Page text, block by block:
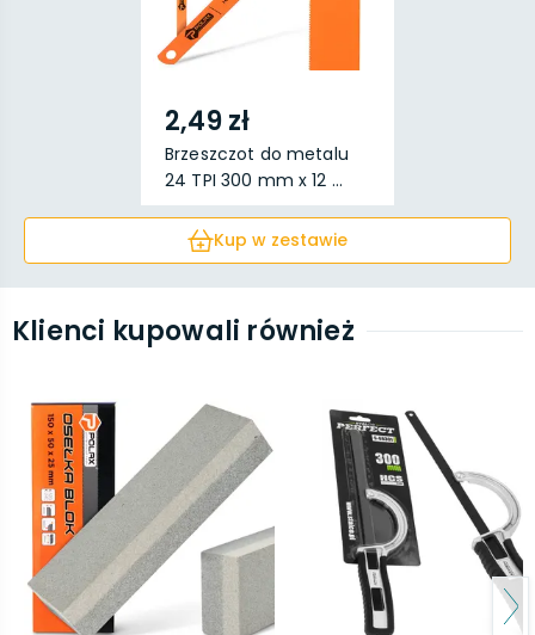
2,49 zł
Brzeszczot do metalu
24 TPI 300 mm x 12 ...
Kup w zestawie
Klienci kupowali również